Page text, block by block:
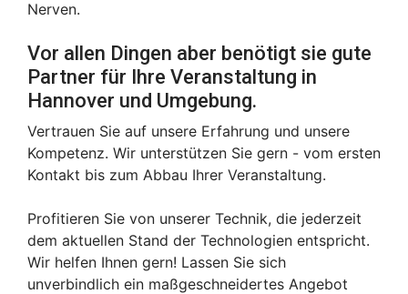
Nerven.
Vor allen Dingen aber benötigt sie gute
Partner für Ihre Veranstaltung in
Hannover und Umgebung.
Vertrauen Sie auf unsere Erfahrung und unsere
Kompetenz. Wir unterstützen Sie gern - vom ersten
Kontakt bis zum Abbau Ihrer Veranstaltung.
Profitieren Sie von unserer Technik, die jederzeit
dem aktuellen Stand der Technologien entspricht.
Wir helfen Ihnen gern! Lassen Sie sich
unverbindlich ein maßgeschneidertes Angebot